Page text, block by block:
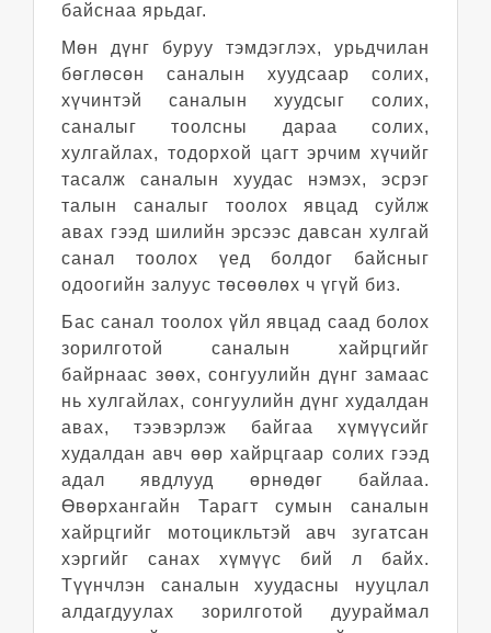
байснаа ярьдаг.
Мөн дүнг буруу тэмдэглэх, урьдчилан
бөглөсөн саналын хуудсаар солих,
хүчинтэй саналын хуудсыг солих,
саналыг тоолсны дараа солих,
хулгайлах, тодорхой цагт эрчим хүчийг
тасалж саналын хуудас нэмэх, эсрэг
талын саналыг тоолох явцад суйлж
авах гээд шилийн эрсээс давсан хулгай
санал тоолох үед болдог байсныг
одоогийн залуус төсөөлөх ч үгүй биз.
Бас санал тоолох үйл явцад саад болох
зорилготой саналын хайрцгийг
байрнаас зөөх, сонгуулийн дүнг замаас
нь хулгайлах, сонгуулийн дүнг худалдан
авах, тээвэрлэж байгаа хүмүүсийг
худалдан авч өөр хайрцгаар солих гээд
адал явдлууд өрнөдөг байлаа.
Өвөрхангайн Тарагт сумын саналын
хайрцгийг мотоцикльтэй авч зугатсан
хэргийг санах хүмүүс бий л байх.
Түүнчлэн саналын хуудасны нууцлал
алдагдуулах зорилготой дуураймал